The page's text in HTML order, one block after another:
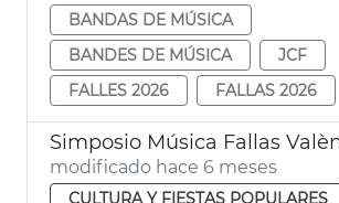
BANDAS DE MÚSICA
BANDES DE MÚSICA
JCF
FALLES 2026
FALLAS 2026
Simposio Música Fallas
modificado hace 6 meses
CULTURA Y FIESTAS POPULARES